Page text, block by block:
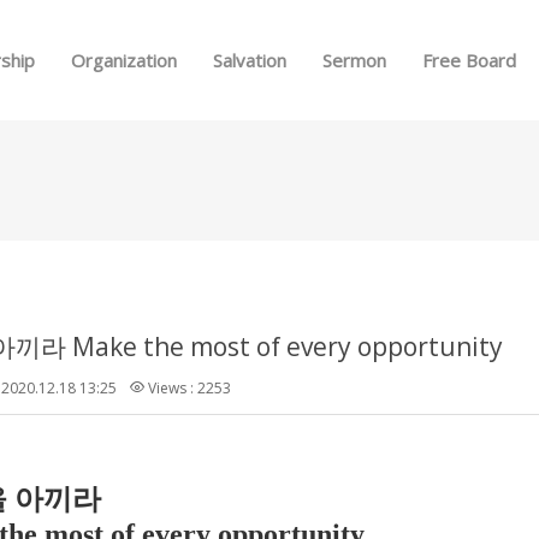
Organization Salvation Sermon Free Board
끼라 Make the most of every opportunity
13:25 Views : 2253
아끼라